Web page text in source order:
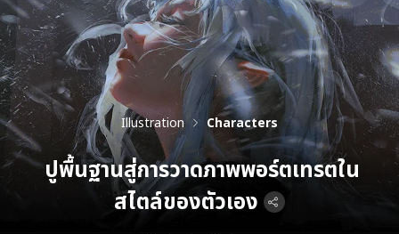
ปูพื้นฐานสู่การวาดภาพพอร์ตเทรตใน
สไตล์ของตัวเอง
Illustration Characters